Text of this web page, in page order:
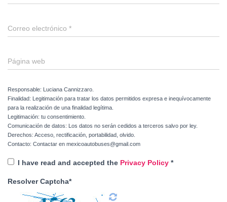
Correo electrónico *
Página web
Responsable: Luciana Cannizzaro.
Finalidad: Legitimación para tratar los datos permitidos expresa e inequívocamente
para la realización de una finalidad legítima.
Legitimación: tu consentimiento.
Comunicación de datos: Los datos no serán cedidos a terceros salvo por ley.
Derechos: Acceso, rectificación, portabilidad, olvido.
Contacto: Contactar en mexicoautobuses@gmail.com
I have read and accepted the Privacy Policy *
Resolver Captcha*